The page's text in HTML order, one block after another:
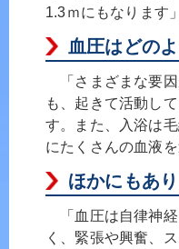
1.3ｍにもなります」
血圧はどの
「さまざまな要因
も、起きて活動し
す。また、入浴は
にたくさんの血液
ほかにもあ
「血圧は自律神経
く、緊張や興奮、